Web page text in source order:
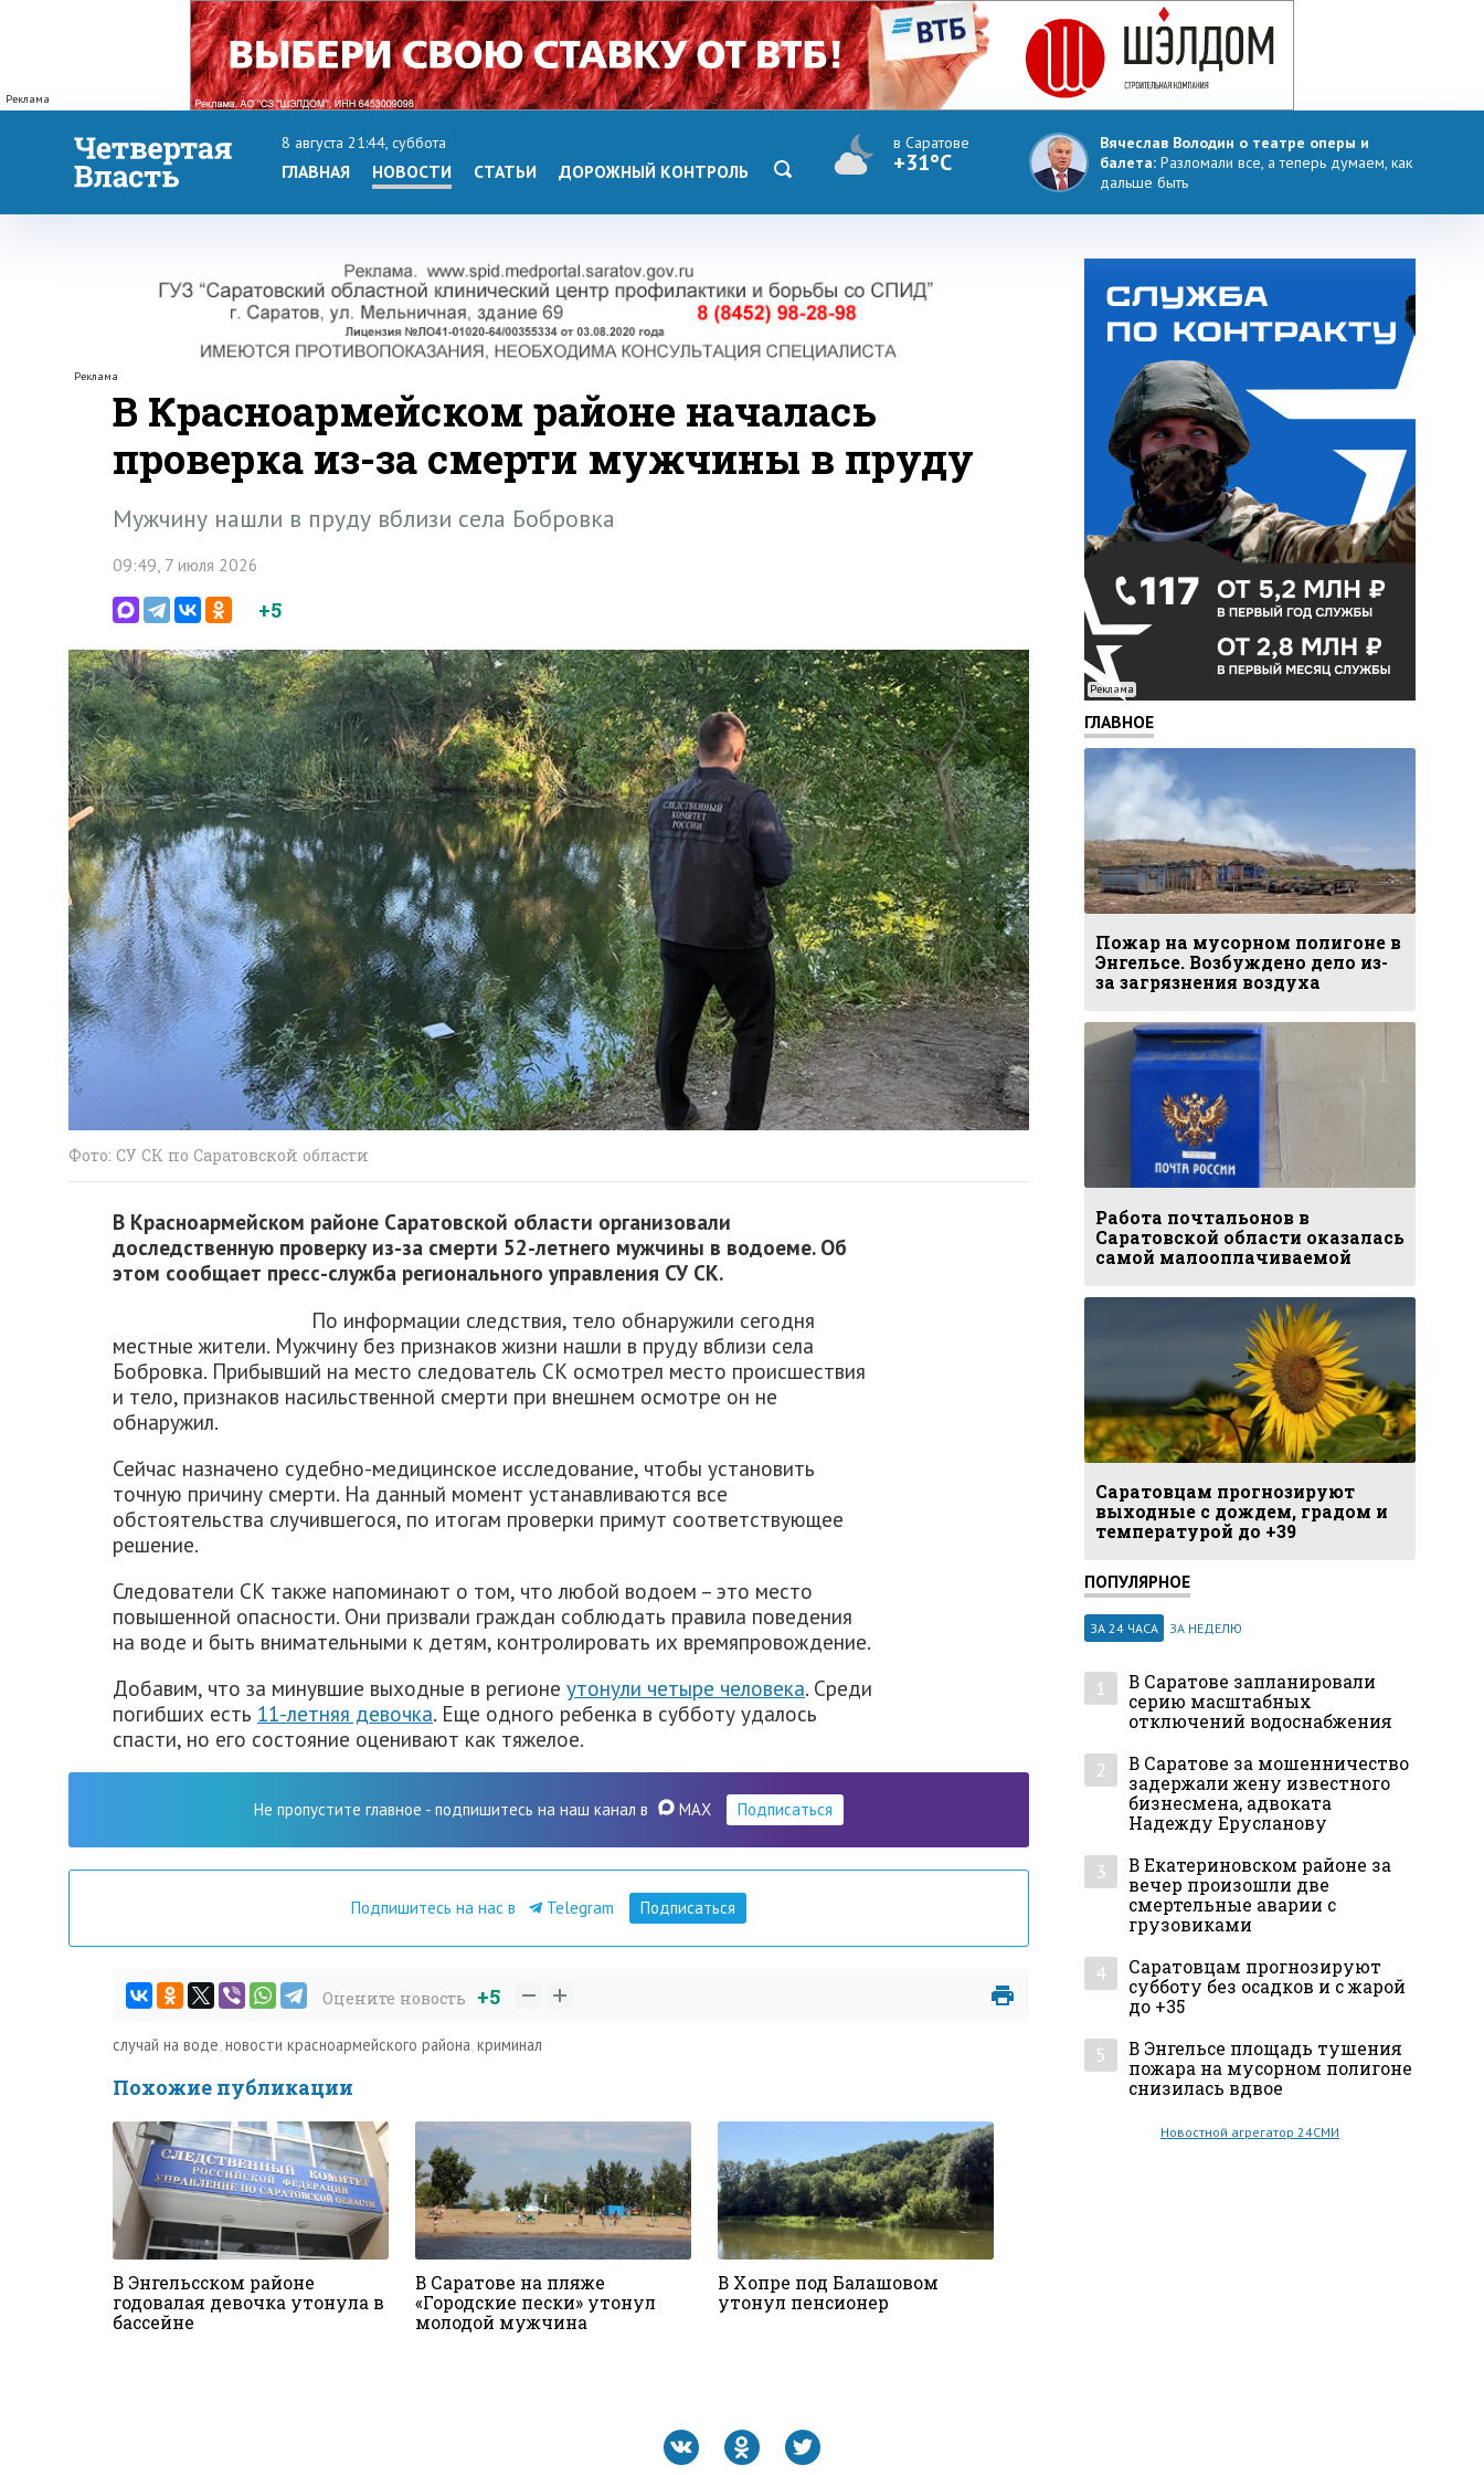
Реклама
8 августа 21:44, суббота
ГЛАВНАЯ НОВОСТИ СТАТЬИ ДОРОЖНЫЙ КОНТРОЛЬ
в Саратове
+31°C
Вячеслав Володин о театре оперы и
балета: Разломали все, а теперь думаем, как
дальше быть
Реклама
В Красноармейском районе началась
проверка из-за смерти мужчины в пруду
Мужчину нашли в пруду вблизи села Бобровка
09:49, 7 июля 2026
+5
Фото: СУ СК по Саратовской области
В Красноармейском районе Саратовской области организовали
доследственную проверку из-за смерти 52-летнего мужчины в водоеме. Об
этом сообщает пресс-служба регионального управления СУ СК.
По информации следствия, тело обнаружили сегодня
местные жители. Мужчину без признаков жизни нашли в пруду вблизи села
Бобровка. Прибывший на место следователь СК осмотрел место происшествия
и тело, признаков насильственной смерти при внешнем осмотре он не
обнаружил.
Сейчас назначено судебно-медицинское исследование, чтобы установить
точную причину смерти. На данный момент устанавливаются все
обстоятельства случившегося, по итогам проверки примут соответствующее
решение.
Следователи СК также напоминают о том, что любой водоем – это место
повышенной опасности. Они призвали граждан соблюдать правила поведения
на воде и быть внимательными к детям, контролировать их времяпровождение.
Добавим, что за минувшие выходные в регионе утонули четыре человека. Среди
погибших есть 11-летняя девочка. Еще одного ребенка в субботу удалось
спасти, но его состояние оценивают как тяжелое.
Не пропустите главное - подпишитесь на наш канал в MAX Подписаться
Подпишитесь на нас в Telegram Подписаться
Оцените новость +5
случай на воде,новости красноармейского района,криминал
Похожие публикации
В Энгельсском районе
годовалая девочка утонула в
бассейне
В Саратове на пляже
«Городские пески» утонул
молодой мужчина
В Хопре под Балашовом
утонул пенсионер
Реклама
ГЛАВНОЕ
Пожар на мусорном полигоне в
Энгельсе. Возбуждено дело из-
за загрязнения воздуха
Работа почтальонов в
Саратовской области оказалась
самой малооплачиваемой
Саратовцам прогнозируют
выходные с дождем, градом и
температурой до +39
ПОПУЛЯРНОЕ
ЗА 24 ЧАСА ЗА НЕДЕЛЮ
1
В Саратове запланировали
серию масштабных
отключений водоснабжения
2
В Саратове за мошенничество
задержали жену известного
бизнесмена, адвоката
Надежду Ерусланову
3
В Екатериновском районе за
вечер произошли две
смертельные аварии с
грузовиками
4
Саратовцам прогнозируют
субботу без осадков и с жарой
до +35
5
В Энгельсе площадь тушения
пожара на мусорном полигоне
снизилась вдвое
Новостной агрегатор 24СМИ